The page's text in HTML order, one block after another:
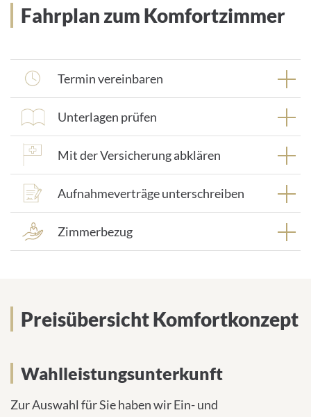
Fahrplan zum Komfortzimmer
Termin vereinbaren
Unterlagen prüfen
Mit der Versicherung abklären
Aufnahmeverträge unterschreiben
Zimmerbezug
Preisübersicht Komfortkonzept
Wahlleistungsunterkunft
Zur Auswahl für Sie haben wir Ein- und